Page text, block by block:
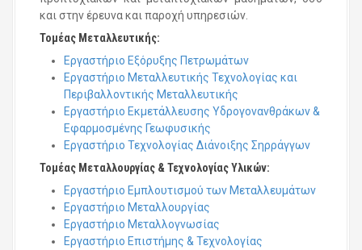
και στην έρευνα και παροχή υπηρεσιών.
Τομέας Μεταλλευτικής:
Εργαστήριο Εξόρυξης Πετρωμάτων
Εργαστήριο Μεταλλευτικής Τεχνολογίας και
Περιβαλλοντικής Μεταλλευτικής
Εργαστήριο Εκμετάλλευσης Υδρογονανθράκων &
Εφαρμοσμένης Γεωφυσικής
Εργαστήριο Τεχνολογίας Διάνοιξης Σηρράγγων
Τομέας Μεταλλουργίας & Τεχνολογίας Υλικών:
Εργαστήριο Εμπλουτισμού των Μεταλλευμάτων
Εργαστήριο Μεταλλουργίας
Εργαστήριο Μεταλλογνωσίας
Εργαστήριο Επιστήμης & Τεχνολογίας